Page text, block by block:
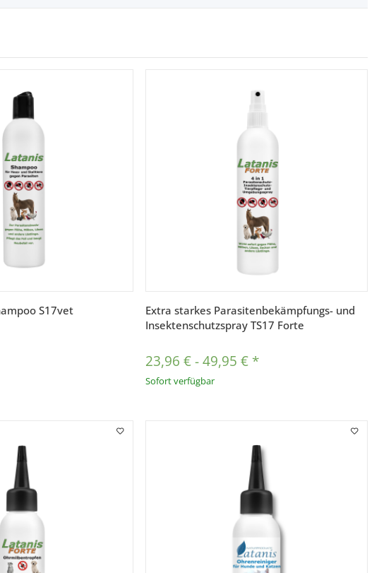
VorschauS17vet
Vorschau
Extra starkes Parasitenbekämpfungs- und
Insektenschutzspray TS17 Forte
23,96 €-49,95 € *
Sofort verfügbar